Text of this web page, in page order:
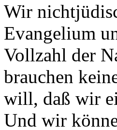
Wir
Evangelium
Vollzahl der
brauchen
will, daß wir
Und wir